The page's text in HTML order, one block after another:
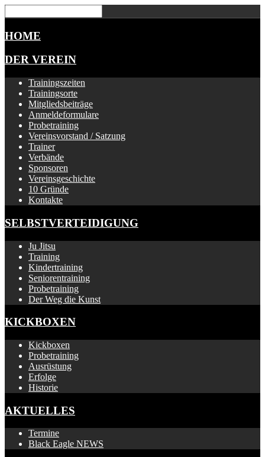
HOME
DER VEREIN
Trainingszeiten
Trainingsorte
Mitgliedsbeiträge
Anmeldeformulare
Probetraining
Vereinsvorstand / Satzung
Trainer
Verbände
Sponsoren
Vereinsgeschichte
10 Gründe
Kontakte
SELBSTVERTEIDIGUNG
Ju Jitsu
Training
Kindertraining
Seniorentraining
Probetraining
Der Weg die Kunst
KICKBOXEN
Kickboxen
Probetraining
Ausrüstung
Erfolge
Historie
AKTUELLES
Termine
Black Eagle NEWS